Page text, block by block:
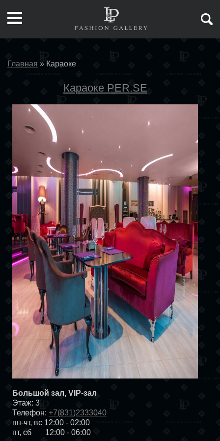
Главная » Караоке
Караоке PER.SE
Большой зал, VIP-зал
Этаж: 3
Телефон: +7(831)2333040
пн-чт, вс 12:00 - 02:00
пт, сб 12:00 - 06:00